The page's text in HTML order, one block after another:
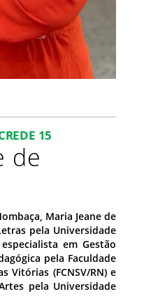
15
de
Maria Jeane de
pela Universidade
em Gestão
pela Faculdade
Vitórias (FCNSV/RN) e
pela Universidade